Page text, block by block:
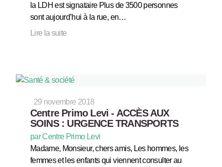
la LDH est signataire Plus de 3500 personnes
sont aujourd’hui à la rue, en…
Lire la suite
29 novembre 2018
Centre Primo Levi - ACCÈS AUX
SOINS : URGENCE TRANSPORTS
par Centre Primo Levi
Madame, Monsieur, chers amis, Les hommes, les
femmes et les enfants qui viennent consulter au